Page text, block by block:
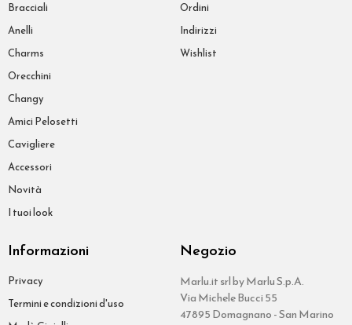
Bracciali
Anelli
Charms
Orecchini
Changy
Amici Pelosetti
Cavigliere
Accessori
Novità
I tuoi look
Ordini
Indirizzi
Wishlist
Informazioni
Privacy
Termini e condizioni d'uso
Negozio
Marlu.it srl by Marlu S.p.A.
Via Michele Bucci 55
47895 Domagnano - San Marino